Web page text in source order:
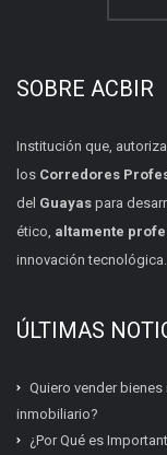
SOBRE ACBIR
Institución que,
los Corredores
del Guayas para
ético, altamente
innovación tecnológica.
ÚLTIMAS
Quiero vender
inmobiliario?
¿Por Qué es